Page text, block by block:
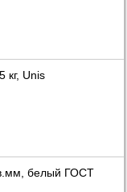
кг, Unis
белый ГОСТ